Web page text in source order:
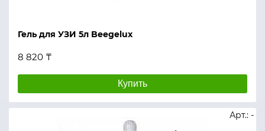
Гель для УЗИ 5л Beegelux
8 820 ₸
Купить
Арт.: -